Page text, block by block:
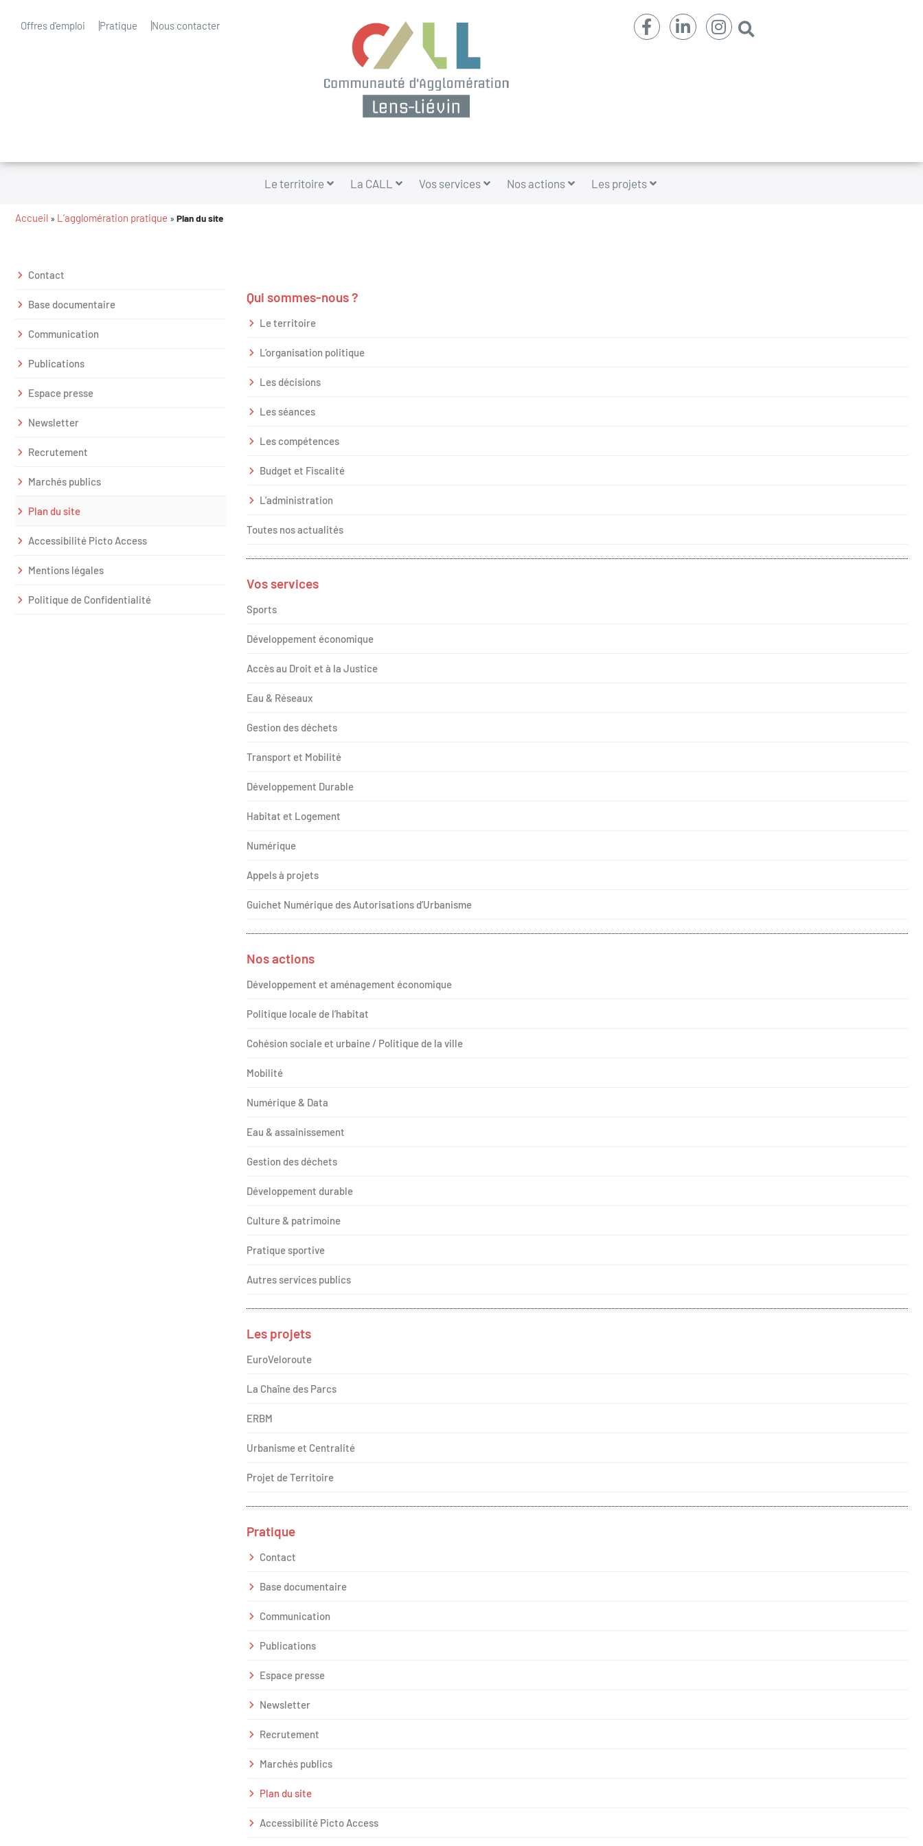
Offres d’emploi Pratique Nous contacter
Le territoire La CALL Vos services Nos actions Les projets
Accueil » L’agglomération pratique » Plan du site
Contact
Base documentaire
Communication
Publications
Espace presse
Newsletter
Recrutement
Marchés publics
Plan du site
Accessibilité Picto Access
Mentions légales
Politique de Confidentialité
Qui sommes-nous ?
Le territoire
L’organisation politique
Les décisions
Les séances
Les compétences
Budget et Fiscalité
L’administration
Toutes nos actualités
Vos services
Sports
Développement économique
Accès au Droit et à la Justice
Eau & Réseaux
Gestion des déchets
Transport et Mobilité
Développement Durable
Habitat et Logement
Numérique
Appels à projets
Guichet Numérique des Autorisations d’Urbanisme
Nos actions
Développement et aménagement économique
Politique locale de l’habitat
Cohésion sociale et urbaine / Politique de la ville
Mobilité
Numérique & Data
Eau & assainissement
Gestion des déchets
Développement durable
Culture & patrimoine
Pratique sportive
Autres services publics
Les projets
EuroVeloroute
La Chaîne des Parcs
ERBM
Urbanisme et Centralité
Projet de Territoire
Pratique
Contact
Base documentaire
Communication
Publications
Espace presse
Newsletter
Recrutement
Marchés publics
Plan du site
Accessibilité Picto Access